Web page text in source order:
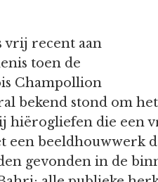
vrij recent aan
toen de
Champollion
bekend stond om
hiërogliefen die een
een beeldhouwwerk
gevonden in de